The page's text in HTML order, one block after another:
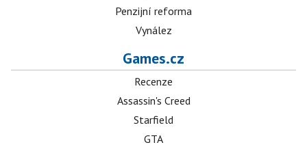
Penzijní reforma
Vynález
Games.cz
Recenze
Assassin's Creed
Starfield
GTA